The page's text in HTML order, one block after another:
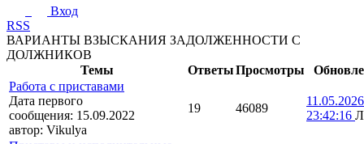
Вход
RSS
ВАРИАНТЫ ВЗЫСКАНИЯ ЗАДОЛЖЕННОСТИ С
ДОЛЖНИКОВ
Темы
ОтветыПросмотры
Работа с приставами
Дата первого
сообщения: 15.09.2022
автор: Vikulya
19 46089
11.05.2026
23:42:16